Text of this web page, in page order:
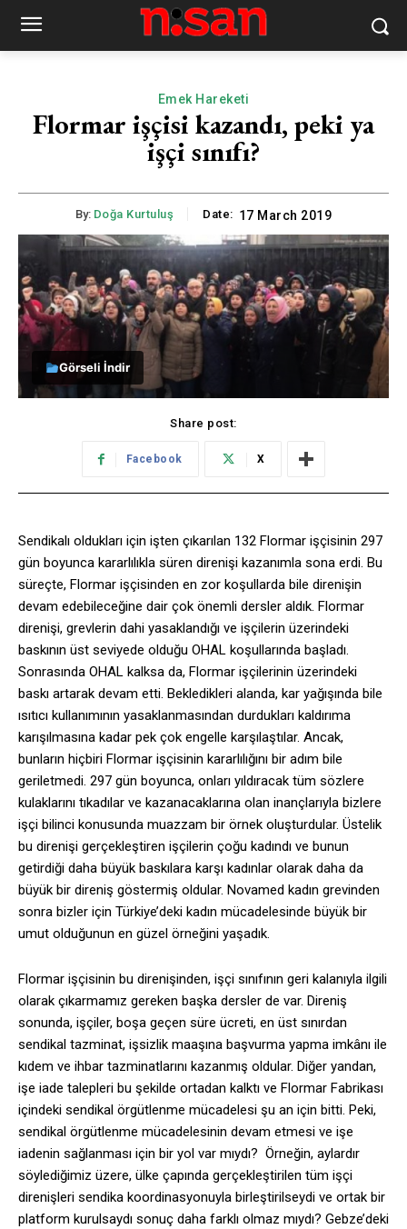
Emek Hareketi
Flormar işçisi kazandı, peki ya
işçi sınıfı?
By: Doğa Kurtuluş Date: 17 March 2019
Görseli İndir
Share post:
Facebook X
Sendikalı oldukları için işten çıkarılan 132 Flormar işçisinin 297
gün boyunca kararlılıkla süren direnişi kazanımla sona erdi. Bu
süreçte, Flormar işçisinden en zor koşullarda bile direnişin
devam edebileceğine dair çok önemli dersler aldık. Flormar
direnişi, grevlerin dahi yasaklandığı ve işçilerin üzerindeki
baskının üst seviyede olduğu OHAL koşullarında başladı.
Sonrasında OHAL kalksa da, Flormar işçilerinin üzerindeki
baskı artarak devam etti. Bekledikleri alanda, kar yağışında bile
ısıtıcı kullanımının yasaklanmasından durdukları kaldırıma
karışılmasına kadar pek çok engelle karşılaştılar. Ancak,
bunların hiçbiri Flormar işçisinin kararlılığını bir adım bile
geriletmedi. 297 gün boyunca, onları yıldıracak tüm sözlere
kulaklarını tıkadılar ve kazanacaklarına olan inançlarıyla bizlere
işçi bilinci konusunda muazzam bir örnek oluşturdular. Üstelik
bu direnişi gerçekleştiren işçilerin çoğu kadındı ve bunun
getirdiği daha büyük baskılara karşı kadınlar olarak daha da
büyük bir direniş göstermiş oldular. Novamed kadın grevinden
sonra bizler için Türkiye’deki kadın mücadelesinde büyük bir
umut olduğunun en güzel örneğini yaşadık.
Flormar işçisinin bu direnişinden, işçi sınıfının geri kalanıyla ilgili
olarak çıkarmamız gereken başka dersler de var. Direniş
sonunda, işçiler, boşa geçen süre ücreti, en üst sınırdan
sendikal tazminat, işsizlik maaşına başvurma yapma imkânı ile
kıdem ve ihbar tazminatlarını kazanmış oldular. Diğer yandan,
işe iade talepleri bu şekilde ortadan kalktı ve Flormar Fabrikası
içindeki sendikal örgütlenme mücadelesi şu an için bitti. Peki,
sendikal örgütlenme mücadelesinin devam etmesi ve işe
iadenin sağlanması için bir yol var mıydı? Örneğin, aylardır
söylediğimiz üzere, ülke çapında gerçekleştirilen tüm işçi
direnişleri sendika koordinasyonuyla birleştirilseydi ve ortak bir
platform kurulsaydı sonuç daha farklı olmaz mıydı? Gebze’deki